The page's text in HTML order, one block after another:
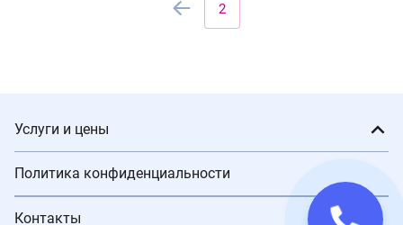
2
Услуги и цены
Политика конфиденциальности
Контакты